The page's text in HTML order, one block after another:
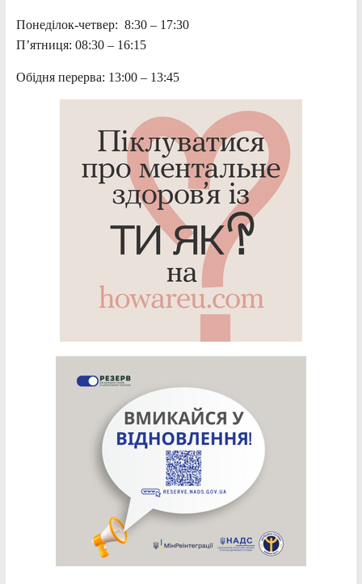
Понеділок-четвер: 8:30 – 17:30
П’ятниця: 08:30 – 16:15
Обідня перерва: 13:00 – 13:45